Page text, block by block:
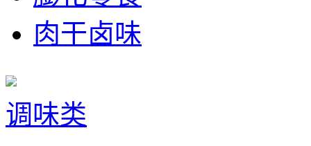
肉干卤味
调味类